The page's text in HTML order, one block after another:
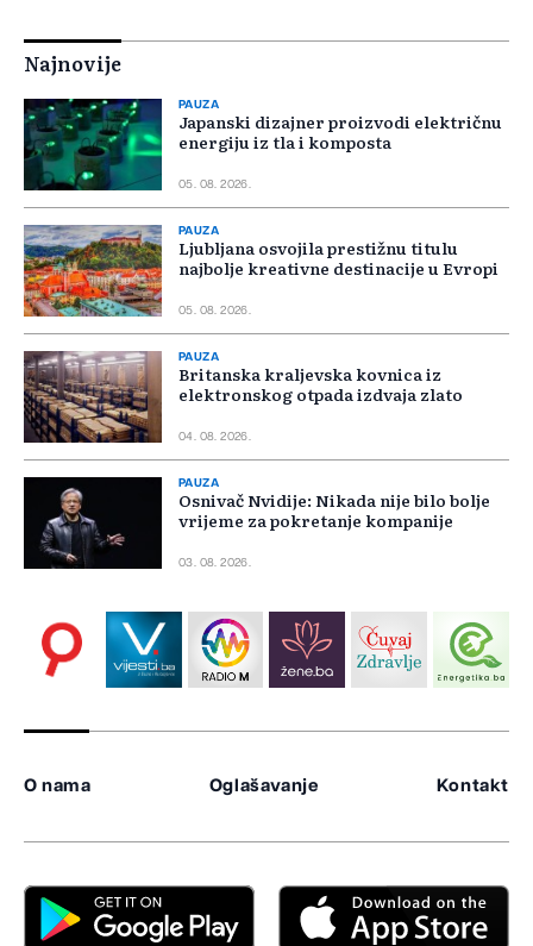
Najnovije
PAUZA
Japanski dizajner proizvodi električnu
energiju iz tla i komposta
05. 08. 2026.
PAUZA
Ljubljana osvojila prestižnu titulu
najbolje kreativne destinacije u Evropi
05. 08. 2026.
PAUZA
Britanska kraljevska kovnica iz
elektronskog otpada izdvaja zlato
04. 08. 2026.
PAUZA
Osnivač Nvidije: Nikada nije bilo bolje
vrijeme za pokretanje kompanije
03. 08. 2026.
O nama Oglašavanje Kontakt